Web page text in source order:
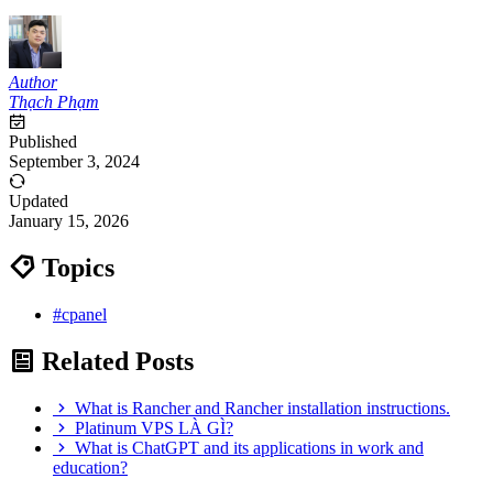
Author
Thạch Phạm
Published
September 3, 2024
Updated
January 15, 2026
Topics
#cpanel
Related Posts
What is Rancher and Rancher installation instructions.
Platinum VPS LÀ GÌ?
What is ChatGPT and its applications in work and
education?